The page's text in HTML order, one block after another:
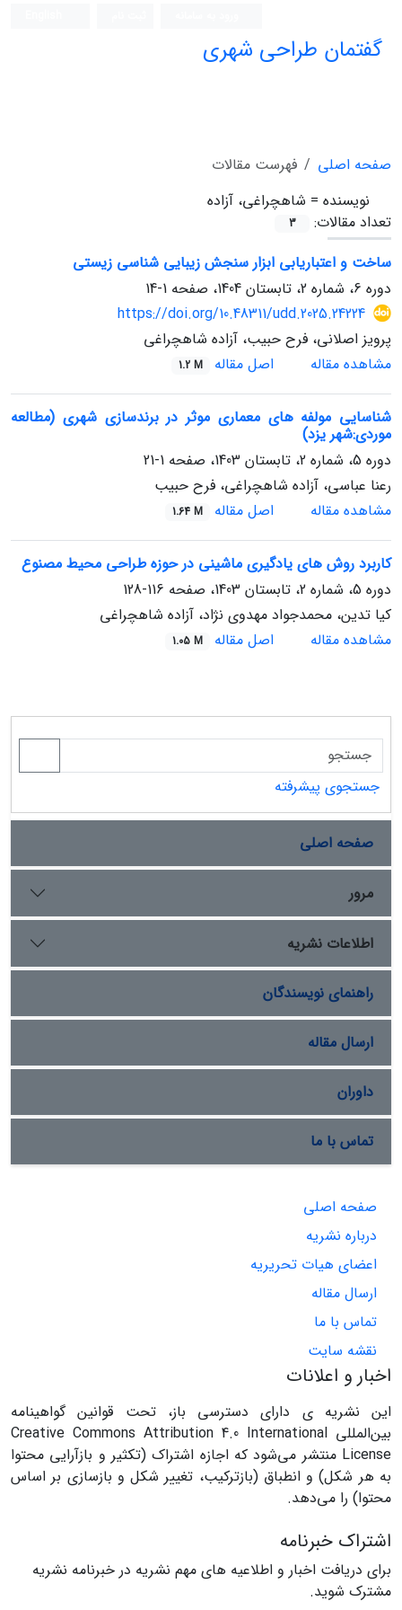
گفتمان طراحی شهری
صفحه اصلی
فهرست مقالات
نویسنده = شاهچراغی، آزاده
تعداد مقالات:
3
ساخت و اعتباریابی ابزار سنجش زیبایی شناسی زیستی
دوره 6، شماره 2، تابستان 1404، صفحه
1-14
https://doi.org/10.48311/udd.2025.24224
پرویز اصلانی، فرح حبیب، آزاده شاهچراغی
مشاهده مقاله
اصل مقاله 1.2 M
شناسایی مولفه های معماری موثر در برندسازی شهری (مطالعه
موردی:شهر یزد)
دوره 5، شماره 2، تابستان 1403، صفحه
1-21
رعنا عباسی، آزاده شاهچراغی، فرح حبیب
مشاهده مقاله
اصل مقاله 1.64 M
کاربرد روش های یادگیری ماشینی در حوزه طراحی محیط مصنوع
دوره 5، شماره 2، تابستان 1403، صفحه
116-128
کیا تدین، محمدجواد مهدوی نژاد، آزاده شاهچراغی
مشاهده مقاله
اصل مقاله 1.05 M
جستجوی پیشرفته
صفحه اصلی
مرور
اطلاعات نشریه
راهنمای نویسندگان
ارسال مقاله
داوران
تماس با ما
صفحه اصلی
درباره نشریه
اعضای هیات تحریریه
ارسال مقاله
تماس با ما
نقشه سایت
اخبار و اعلانات
این نشریه ی دارای دسترسی باز، تحت قوانین گواهینامه
بین‌المللی Creative Commons Attribution 4.0 International
License منتشر می‌شود که اجازه اشتراک (تکثیر و بازآرایی محتوا
به هر شکل) و انطباق (بازترکیب، تغییر شکل و بازسازی بر اساس
محتوا) را می‌دهد.
اشتراک خبرنامه
برای دریافت اخبار و اطلاعیه های مهم نشریه در خبرنامه نشریه
مشترک شوید.